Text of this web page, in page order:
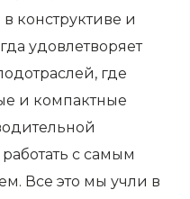
конструктиве и
удовлетворяет
где
и компактные
с самым
Все это мы учли в